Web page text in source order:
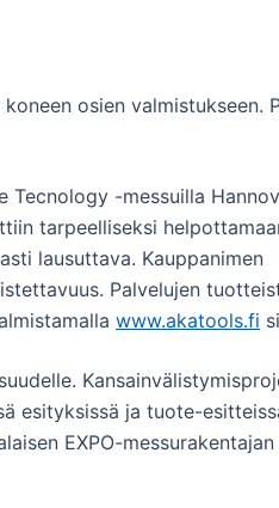
osien valmistukseen.
Tecnology -messuilla
tarpeelliseksi
lausuttava. Kauppanimen
Palvelujen
www.akatools.fi
esityksissä ja tuote-
EXPO-